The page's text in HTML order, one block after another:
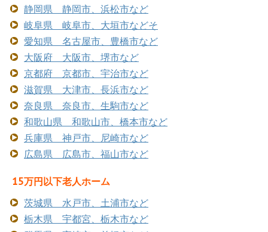
静岡県 静岡市、浜松市など
岐阜県 岐阜市、大垣市などそ
愛知県 名古屋市、豊橋市など
大阪府 大阪市、堺市など
京都府 京都市、宇治市など
滋賀県 大津市、長浜市など
奈良県 奈良市、生駒市など
和歌山県 和歌山市、橋本市など
兵庫県 神戸市、尼崎市など
広島県 広島市、福山市など
15万円以下老人ホーム
茨城県 水戸市、土浦市など
栃木県 宇都宮、栃木市など